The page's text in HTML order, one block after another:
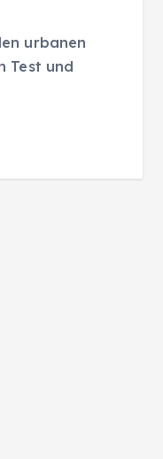
urbanen
Test und